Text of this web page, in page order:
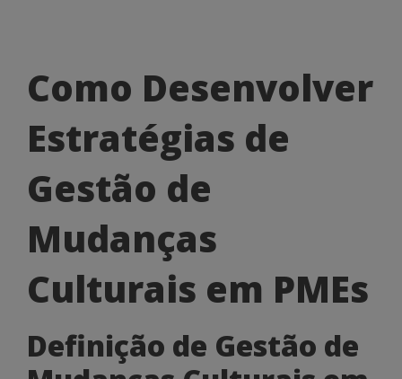
Como
Desenvolver
Estratégias
de
Gestão
de
Mudanças
em
Como Desenvolver
Estratégias de
Gestão de
Mudanças
Culturais em PMEs
Definição de Gestão de